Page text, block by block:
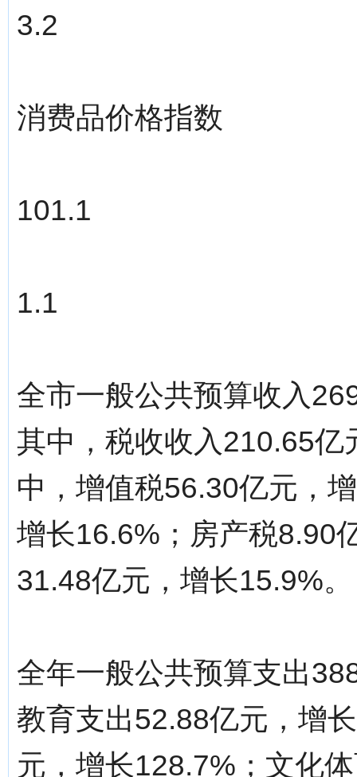
3.2
消费品价格指数
101.1
1.1
全市一般公共预算收入
其中，税收收入210.65
中，增值税56.30亿元，
增长16.6%；房产税8.90
31.48亿元，增长15.9%。
全年一般公共预算支出
教育支出52.88亿元，增
元，增长128.7%；文化